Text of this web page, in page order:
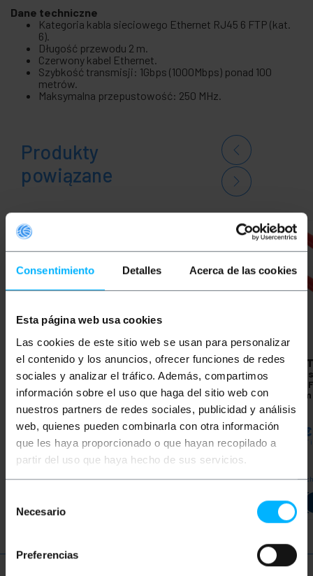
Consentimiento Detalles Acerca de las cookies
Esta página web usa cookies
Las cookies de este sitio web se usan para personalizar
el contenido y los anuncios, ofrecer funciones de redes
sociales y analizar el tráfico. Además, compartimos
información sobre el uso que haga del sitio web con
nuestros partners de redes sociales, publicidad y análisis
web, quienes pueden combinarla con otra información
que les haya proporcionado o que hayan recopilado a
partir del uso que haya hecho de sus servicios.
Necesario
Preferencias
Dane techniczne
Kategoria kabla sieciowego Ethernet RJ45 6 FTP (kat.
6).
Długość przewodu 2 m.
Czerwony kabel Ethernet.
Szybkość transmisji: 1Gbps (1000Mbps) ponad 100
metrów.
Maksymalna przepustowość: 250 MHz.
Produkty
powiązane
LANBERGKabel
sieciowy Ethernet kat. 6
FTP 1,5 m Czerwony
PCF6-10CC-0150-R
PVP
1,06 €
1,06€ VAT inc.
0,83€
Natychmiastowa dostawa
BEMATIK Czerwony
kabel sieciowy Ethernet
kat. 6 FTP o długości
0,5 m
PVP
1,34€
1,34 €VAT inc.
PVD
1,05€
Natychmiastowa dostawa
kabel
kat. 6
0,25 m
€